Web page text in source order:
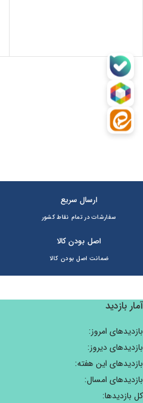
ارسال سریع
سفارشات در تمام نقاط کشور
اصل بودن کالا
ضمانت اصل بودن کالا
آمار بازدید
بازدیدهای امروز:
بازدیدهای دیروز:
بازدیدهای این هفته:
بازدیدهای امسال:
کل بازدیدها: